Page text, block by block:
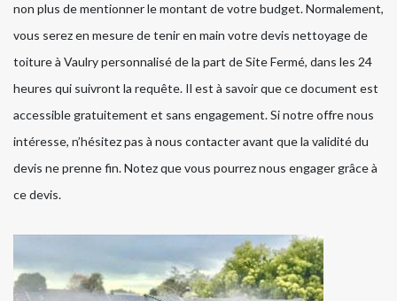
non plus de mentionner le montant de votre budget. Normalement,
vous serez en mesure de tenir en main votre devis nettoyage de
toiture à Vaulry personnalisé de la part de Site Fermé, dans les 24
heures qui suivront la requête. Il est à savoir que ce document est
accessible gratuitement et sans engagement. Si notre offre nous
intéresse, n’hésitez pas à nous contacter avant que la validité du
devis ne prenne fin. Notez que vous pourrez nous engager grâce à
ce devis.